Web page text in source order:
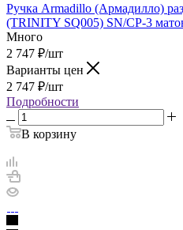
Ручка Armadillo (Армадилло)
(TRINITY SQ005) SN/CP-3
Много
2 747 ₽/шт
Варианты цен
2 747 ₽/шт
Подробности
В корзину